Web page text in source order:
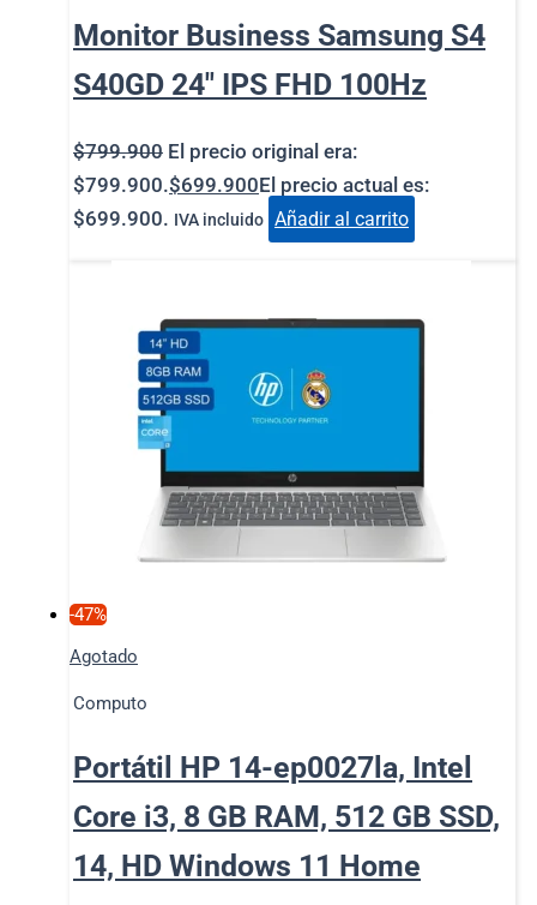
Monitor Business Samsung S4
S40GD 24″ IPS FHD 100Hz
$799.900 El precio original era:
$799.900.$699.900El precio actual es:
$699.900. IVA incluido Añadir al carrito
-47%
Agotado
Computo
Portátil HP 14-ep0027la, Intel
Core i3, 8 GB RAM, 512 GB SSD,
14, HD Windows 11 Home